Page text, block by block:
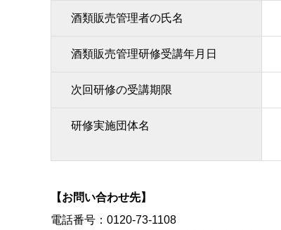
酒類販売管理者の氏名
酒類販売管理研修受講年月日
次回研修の受講期限
研修実施団体名
【お問い合わせ先】
電話番号： 0120-73-1108